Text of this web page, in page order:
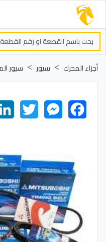
أجزاء المحرك سيور سيور
Facebook
Messenger
Twitter